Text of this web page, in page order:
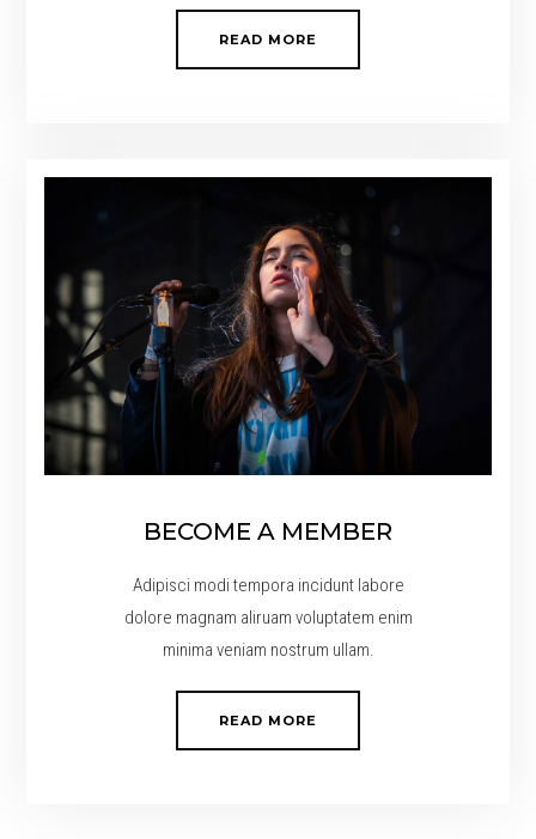
READ MORE
BECOME A MEMBER
Adipisci modi tempora incidunt labore
dolore magnam aliruam voluptatem enim
minima veniam nostrum ullam.
READ MORE